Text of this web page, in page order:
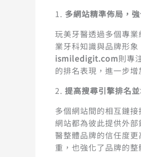
1. 多網站精準佈局，
玩美牙醫透過多個專
業牙科知識與品牌形象
ismiledigit.com則專
的排名表現，進一步
2. 提高搜尋引擎排名
多個網站間的相互鏈
網站都為彼此提供外
醫整體品牌的信任度更
重，也強化了品牌的整